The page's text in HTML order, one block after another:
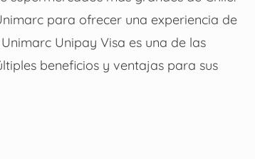
para ofrecer una experiencia de
Unipay Visa es una de las
beneficios y ventajas para sus